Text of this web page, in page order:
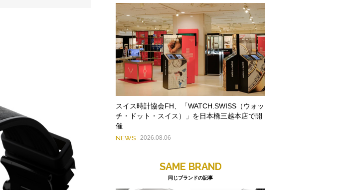
スイス時計協会FH、「WATCH.SWISS（ウォッ
チ・ドット・スイス）」を日本橋三越本店で開
催
NEWS 2026.08.06
SAME BRAND
同じブランドの記事